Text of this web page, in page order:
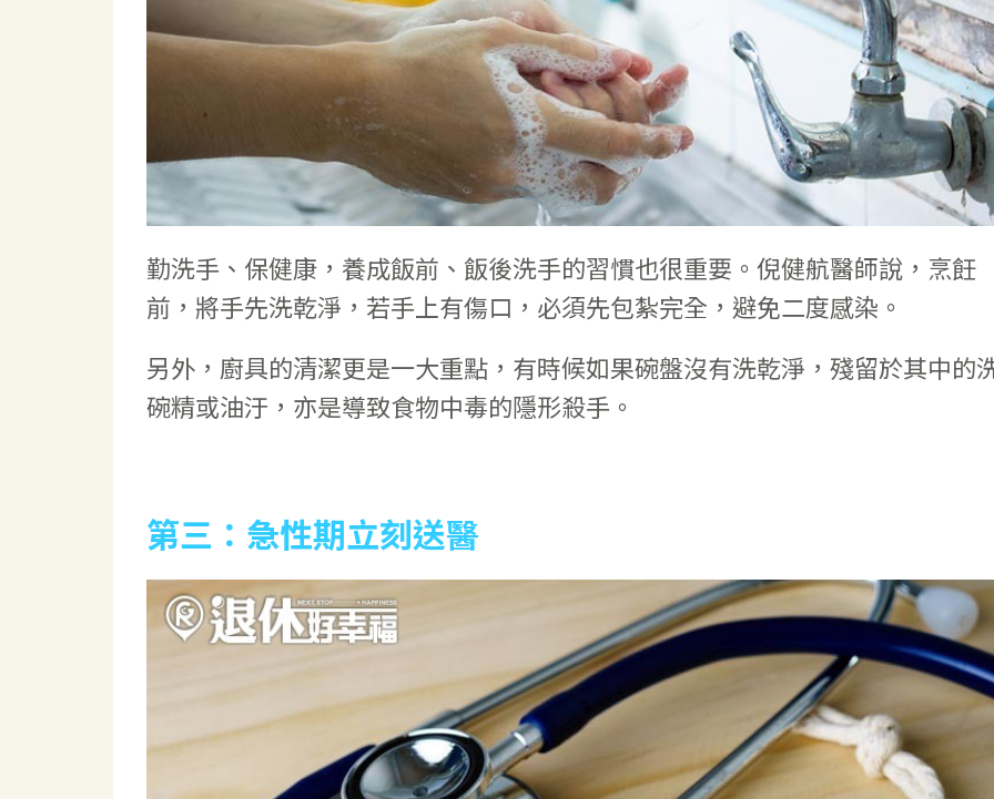
勤洗手、保健康，養成飯前、飯後洗手的習慣也很重要。倪健航醫師說，烹飪
前，將手先洗乾淨，若手上有傷口，必須先包紮完全，避免二度感染。
另外，廚具的清潔更是一大重點，有時候如果碗盤沒有洗乾淨，殘留於其中的
碗精或油汙，亦是導致食物中毒的隱形殺手。
第三：急性期立刻送醫